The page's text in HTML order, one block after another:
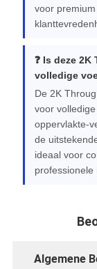
voor
❓ Is deze
volledige
De 2K
voor
oppervlakte-
de
ideaal voor
professionele
Algemene